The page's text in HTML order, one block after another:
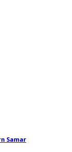
Samar